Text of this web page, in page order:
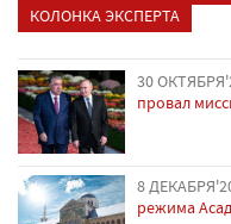
КОЛОНКА ЭКСПЕРТА
30
провал
8
режима